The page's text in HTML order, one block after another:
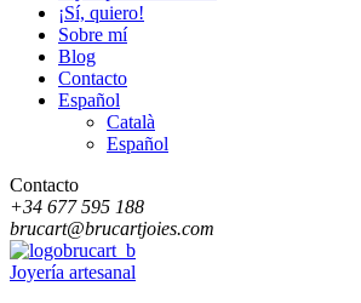
¡Sí, quiero!
Sobre mí
Blog
Contacto
Español
Català
Español
Contacto
+34 677 595 188
brucart@brucartjoies.com
Joyería artesanal